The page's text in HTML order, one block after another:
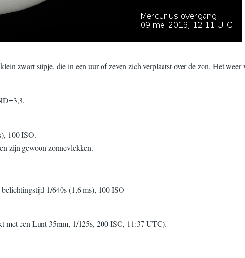
zwart stipje, die in een uur of zeven zich verplaatst over de zon. Het
100 ISO.
zijn gewoon zonnevlekken.
1/640s (1,6 ms), 100 ISO
met een Lunt 35mm, 1/125s, 200 ISO, 11:37 UTC).